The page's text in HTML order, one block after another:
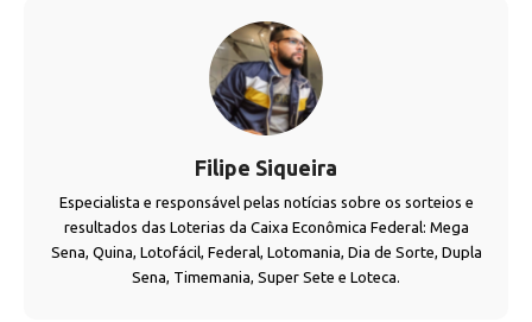
Filipe Siqueira
Especialista e responsável pelas notícias sobre os sorteios e
resultados das Loterias da Caixa Econômica Federal: Mega
Sena, Quina, Lotofácil, Federal, Lotomania, Dia de Sorte, Dupla
Sena, Timemania, Super Sete e Loteca.